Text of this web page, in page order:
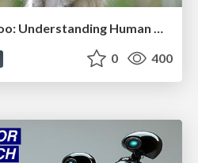
The Organizational Zoo: Understanding Human Behavior Agility Through Metaphoric Constructive Conversations (based on the works of Arthur Shelley, Ph.D)
0 400